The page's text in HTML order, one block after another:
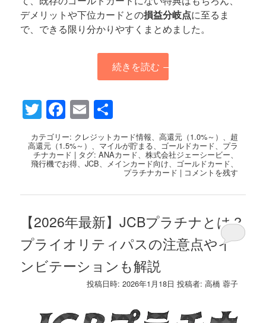
デメリットや下位カードとの損益分岐点に至るま
で、できる限り分かりやすくまとめました。
続きを読む →
Twitter
Facebook
Email
有
カテゴリー: クレジットカード情報、高還元（1.0%～） 、 超
高還元（1.5%～） 、 マイルが貯まる、 ゴールドカード、 プラ
チナカード | タグ: ANAカード、株式会社ジェーシービー、
飛行機でお得、JCB、 メインカード向け、 ゴールドカード、
プラチナカード | コメントを残す
【2026年最新】JCBプラチナとは？
プライオリティパスの注意点やイ
ンビテーションも解説
投稿日時:2026年1月18日 投稿者:高橋 蓉子